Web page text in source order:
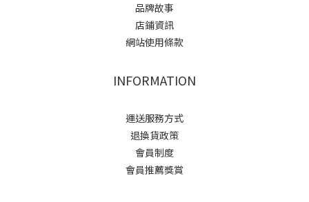
品牌故事
店鋪資訊
網站使用條款
INFORMATION
運送服務方式
退換貨政策
會員制度
會員推薦獎賞